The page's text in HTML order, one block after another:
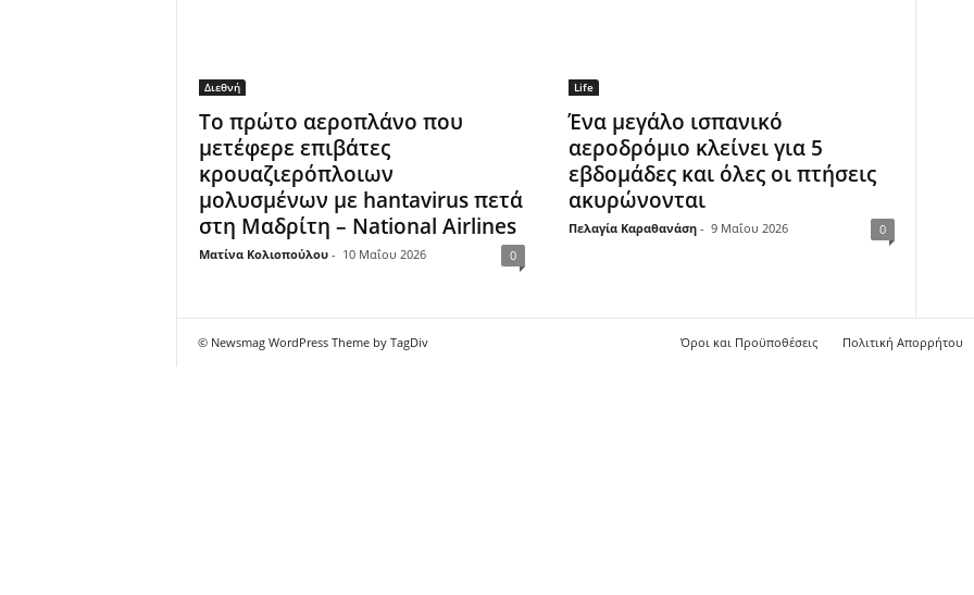
Διεθνή
Το πρώτο αεροπλάνο που
μετέφερε επιβάτες
κρουαζιερόπλοιων
μολυσμένων με hantavirus πετά
στη Μαδρίτη – National Airlines
Ματίνα Κολιοπούλου - 10 Μαΐου 2026 0
Life
Ένα μεγάλο ισπανικό
αεροδρόμιο κλείνει για 5
εβδομάδες και όλες οι πτήσεις
ακυρώνονται
Πελαγία Καραθανάση - 9 Μαΐου 2026 0
Όροι και Προϋποθέσεις Πολιτική Απορρήτου
© Newsmag WordPress Theme by TagDiv